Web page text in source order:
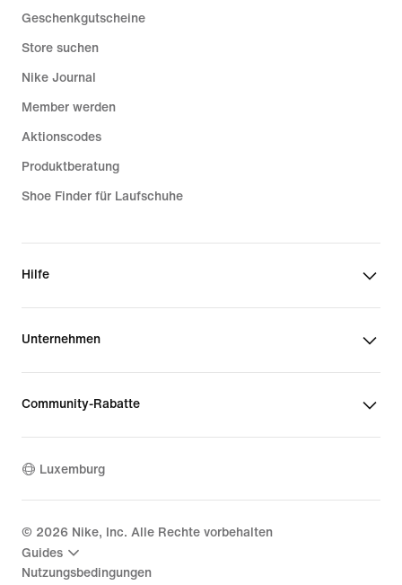
Geschenkgutscheine
Store suchen
Nike Journal
Member werden
Aktionscodes
Produktberatung
Shoe Finder für Laufschuhe
Hilfe
Unternehmen
Community-Rabatte
Luxemburg
© 2026 Nike, Inc. Alle Rechte vorbehalten
Guides
Nutzungsbedingungen